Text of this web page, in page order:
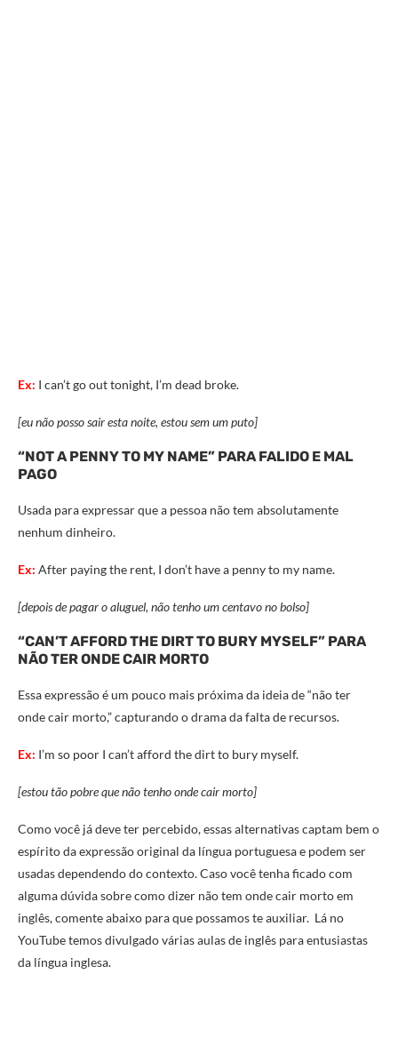
Ex: I can’t go out tonight, I’m dead broke.
[eu não posso sair esta noite, estou sem um puto]
“NOT A PENNY TO MY NAME” PARA FALIDO E MAL
PAGO
Usada para expressar que a pessoa não tem absolutamente
nenhum dinheiro.
Ex: After paying the rent, I don’t have a penny to my name.
[depois de pagar o aluguel, não tenho um centavo no bolso]
“CAN’T AFFORD THE DIRT TO BURY MYSELF” PARA
NÃO TER ONDE CAIR MORTO
Essa expressão é um pouco mais próxima da ideia de “não ter
onde cair morto,” capturando o drama da falta de recursos.
Ex: I’m so poor I can’t afford the dirt to bury myself.
[estou tão pobre que não tenho onde cair morto]
Como você já deve ter percebido, essas alternativas captam bem o
espírito da expressão original da língua portuguesa e podem ser
usadas dependendo do contexto. Caso você tenha ficado com
alguma dúvida sobre como dizer não tem onde cair morto em
inglês, comente abaixo para que possamos te auxiliar. Lá no
YouTube temos divulgado várias aulas de inglês para entusiastas
da língua inglesa.